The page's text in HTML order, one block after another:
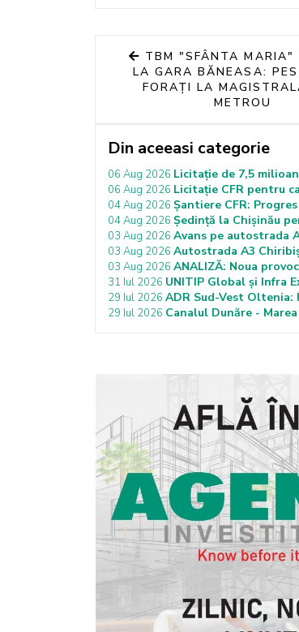
TBM "SFÂNTA MARIA"
LA GARA BĂNEASA:
FORAȚI LA
METROU
Din aceeasi categorie
06 Aug 2026 Licitație de 7,5
06 Aug 2026 Licitație CFR pentru
04 Aug 2026 Șantiere CFR:
04 Aug 2026 Ședință la Chișinău
03 Aug 2026 Avans pe autostrada
03 Aug 2026 Autostrada A3
03 Aug 2026 ANALIZĂ: Noua
31 Iul 2026 UNITIP Global și Infra
29 Iul 2026 ADR Sud-Vest
29 Iul 2026 Canalul Dunăre -